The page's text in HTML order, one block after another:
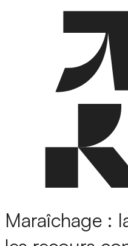
Maraîchage :